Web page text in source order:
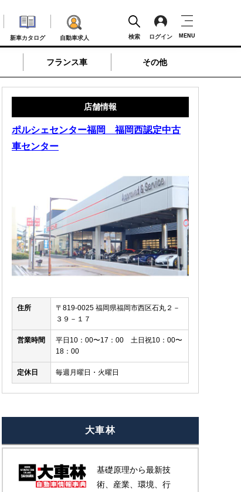
新車カタログ 自動車求人 検索 ログイン MENU
フランス車 その他
店舗情報
ポルシェセンター福岡 福岡西認定中古
車センター
住所
〒819-0025 福岡県福岡市西区石丸２－
３９－１７
営業時間
平日10：00〜17：00 土日祝10：00〜
18：00
定休日 毎週月曜日・火曜日
大車林
基礎原理から最新技
術、産業、環境、行